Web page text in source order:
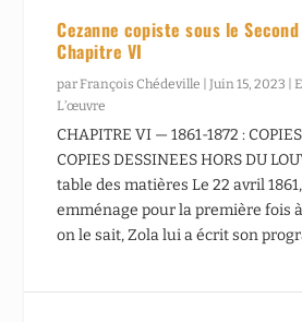
Cezanne copiste sous le
Chapitre VI
parFrançois Chédeville |Juin 15, 2023 |
L’œuvre
CHAPITRE VI — 1861-1872 :
COPIES DESSINEES HORS DU
table des matières Le 22 avril
emménage pour la première fois
on le sait, Zola lui a écrit son